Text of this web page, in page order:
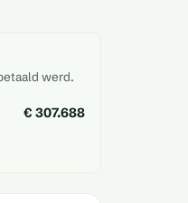
werd.
€ 307.688